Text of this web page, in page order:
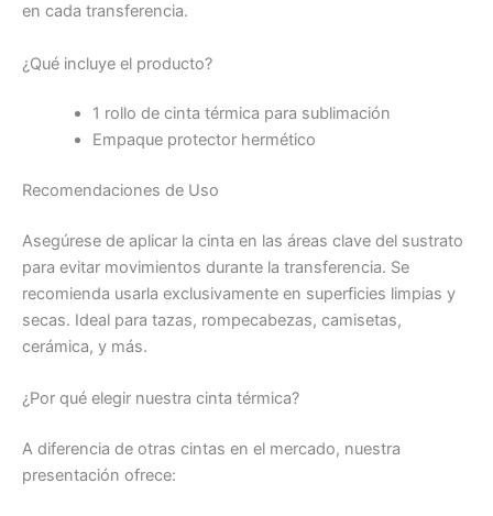
en cada transferencia.
¿Qué incluye el producto?
1 rollo de cinta térmica para sublimación
Empaque protector hermético
Recomendaciones de Uso
Asegúrese de aplicar la cinta en las áreas clave del sustrato
para evitar movimientos durante la transferencia. Se
recomienda usarla exclusivamente en superficies limpias y
secas. Ideal para tazas, rompecabezas, camisetas,
cerámica, y más.
¿Por qué elegir nuestra cinta térmica?
A diferencia de otras cintas en el mercado, nuestra
presentación ofrece: